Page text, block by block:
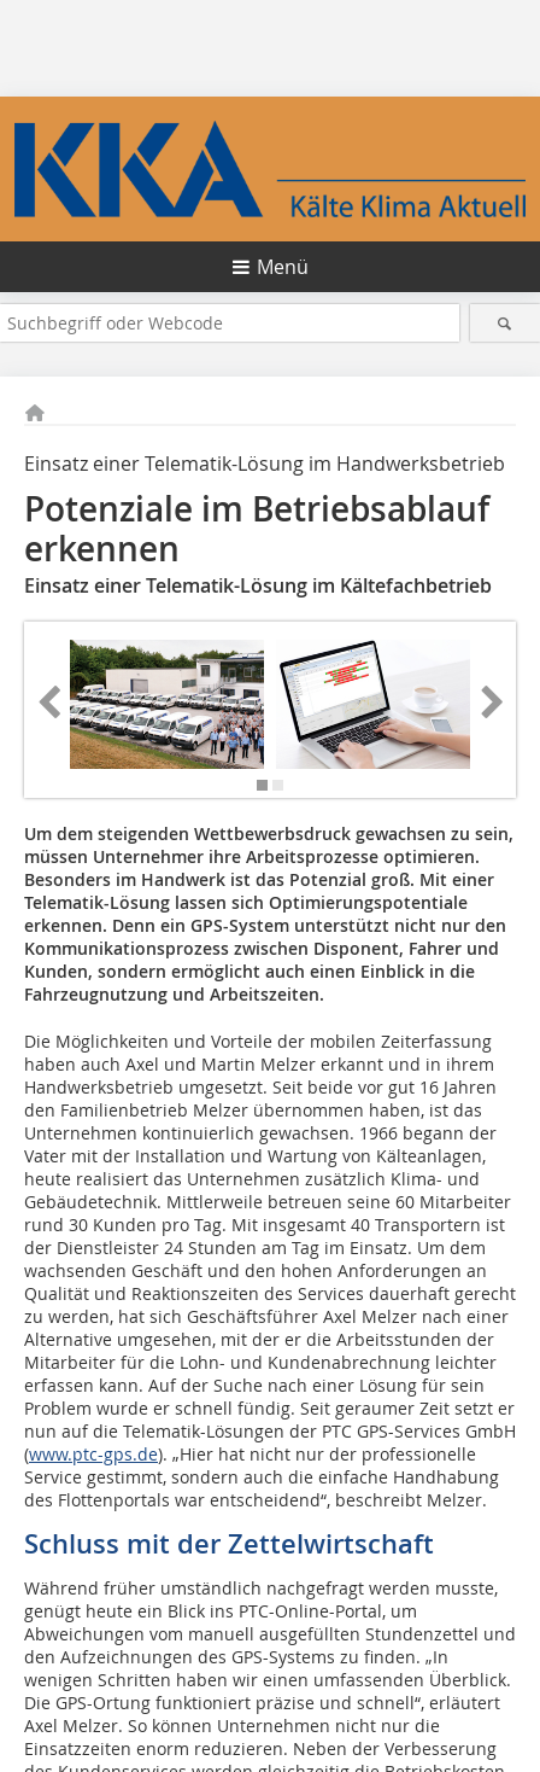
Menü
Einsatz einer Telematik-Lösung im Handwerksbetrieb
Potenziale im Betriebsablauf
erkennen
Einsatz einer Telematik-Lösung im Kältefachbetrieb
Um dem steigenden Wettbewerbsdruck gewachsen zu sein,
müssen Unternehmer ihre Arbeitsprozesse optimieren.
Besonders im Handwerk ist das Potenzial groß. Mit einer
Telematik-Lösung lassen sich Optimierungspotentiale
erkennen. Denn ein GPS-System unterstützt nicht nur den
Kommunikationsprozess zwischen Disponent, Fahrer und
Kunden, sondern ermöglicht auch einen Einblick in die
Fahrzeugnutzung und Arbeitszeiten.
Die Möglichkeiten und Vorteile der mobilen Zeiterfassung
haben auch Axel und Martin Melzer erkannt und in ihrem
Handwerksbetrieb umgesetzt. Seit beide vor gut 16 Jahren
den Familienbetrieb Melzer übernommen haben, ist das
Unternehmen kontinuierlich gewachsen. 1966 begann der
Vater mit der Installation und Wartung von Kälteanlagen,
heute realisiert das Unternehmen zusätzlich Klima- und
Gebäudetechnik. Mittlerweile betreuen seine 60 Mitarbeiter
rund 30 Kunden pro Tag. Mit insgesamt 40 Transportern ist
der Dienstleister 24 Stunden am Tag im Einsatz. Um dem
wachsenden Geschäft und den hohen Anforderungen an
Qualität und Reaktionszeiten des Services dauerhaft gerecht
zu werden, hat sich Geschäftsführer Axel Melzer nach einer
Alternative umgesehen, mit der er die Arbeitsstunden der
Mitarbeiter für die Lohn- und Kundenabrechnung leichter
erfassen kann. Auf der Suche nach einer Lösung für sein
Problem wurde er schnell fündig. Seit geraumer Zeit setzt er
nun auf die Telematik-Lösungen der PTC GPS-Services GmbH
(www.ptc-gps.de). „Hier hat nicht nur der professionelle
Service gestimmt, sondern auch die einfache Handhabung
des Flottenportals war entscheidend“, beschreibt Melzer.
Schluss mit der Zettelwirtschaft
Während früher umständlich nachgefragt werden musste,
genügt heute ein Blick ins PTC-Online-Portal, um
Abweichungen vom manuell ausgefüllten Stundenzettel und
den Aufzeichnungen des GPS-Systems zu finden. „In
wenigen Schritten haben wir einen umfassenden Überblick.
Die GPS-Ortung funktioniert präzise und schnell“, erläutert
Axel Melzer. So können Unternehmen nicht nur die
Einsatzzeiten enorm reduzieren. Neben der Verbesserung